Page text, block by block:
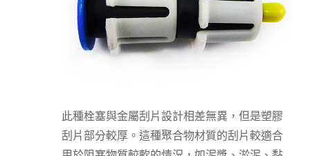
此種栓塞與金屬刮片設計相差無異，但是塑膠
刮片部分較厚。這種聚合物材質的刮片較適合